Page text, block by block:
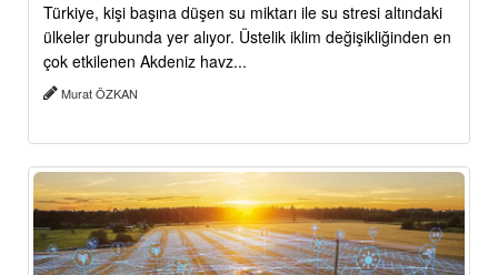
Türkiye, kişi başına düşen su miktarı ile su stresi altındaki
ülkeler grubunda yer alıyor. Üstelik iklim değişikliğinden en
çok etkilenen Akdeniz havz...
Murat ÖZKAN